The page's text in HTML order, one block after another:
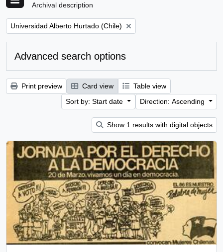
Archival description
Remove filter:
Universidad Alberto Hurtado (Chile)
Advanced search options
Print preview Card view
Table view
Sort by: Start date
Direction: Ascending
Show 1 results with digital objects